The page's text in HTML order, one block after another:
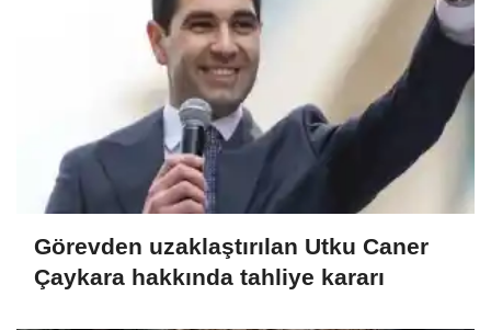
Görevden uzaklaştırılan Utku Caner
Çaykara hakkında tahliye kararı